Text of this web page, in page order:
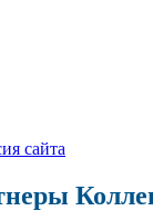
сайта